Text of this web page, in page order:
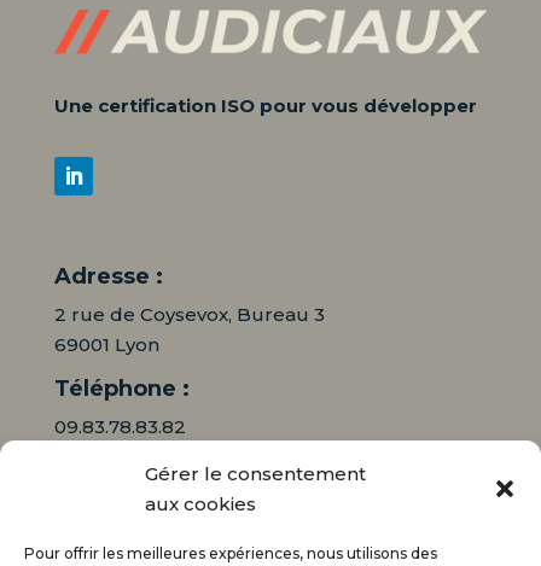
Gérer le consentement
aux cookies
Pour offrir les meilleures expériences, nous utilisons des
Une certification ISO pour vous développer
Adresse :
2 rue de Coysevox, Bureau 3
69001 Lyon
Téléphone :
09.83.78.83.82
06.16.95.71.64
contact@audiciaux.fr